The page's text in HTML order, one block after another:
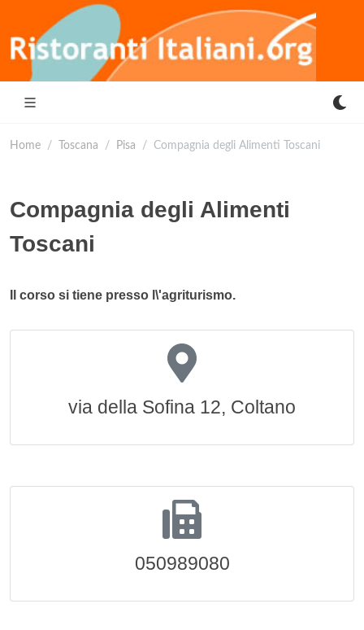
Home Toscana Pisa Compagnia degli Alimenti Toscani
Compagnia degli Alimenti
Toscani
Il corso si tiene presso l\'agriturismo.
via della Sofina 12, Coltano
050989080